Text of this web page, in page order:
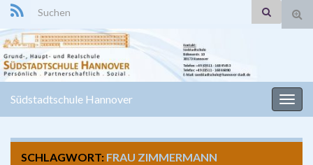
Search for:
Südstadtschule Hannover
SCHLAGWORT: FRAU ZIMMERMANN